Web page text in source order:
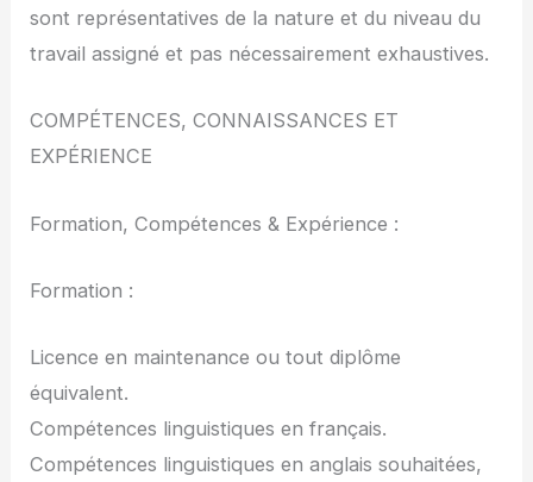
sont représentatives de la nature et du niveau du
travail assigné et pas nécessairement exhaustives.
COMPÉTENCES, CONNAISSANCES ET
EXPÉRIENCE
Formation, Compétences & Expérience :
Formation :
Licence en maintenance ou tout diplôme
équivalent.
Compétences linguistiques en français.
Compétences linguistiques en anglais souhaitées,